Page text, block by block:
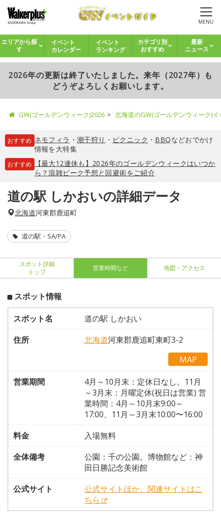
MENU
エリアから探
す
イベント
カレンダー
イベント
ランキング
カテゴリ別
おすすめ
最新
ニュース
2026年の更新は終了いたしました。来年（2027年）も
どうぞよろしくお願いします。
GW(ゴールデンウィーク)2026 北海道のGW(ゴールデンウィーク)
おすすめ ネモフィラ ・ 潮干狩り ・ ピクニック ・ BBQなどおでかけ
情報を大特集
おすすめ
【最大12連休も】2026年のゴールデンウィークはいつか
ら？混雑ピーク予想と回避術をご紹介
道の駅 しかおいの詳細データ
北海道河東郡鹿追町
道の駅・SA/PA
スポット詳細
トップ
営業時間など 地図・アクセス
スポット情報
スポット名
道の駅 しかおい
住所
北海道河東郡鹿追町東町3-2
MAP
営業期間
4月～10月末：定休日なし。11月
～3月末：月曜定休(祝日は営業) 営
業時間：4月～10月末9:00～
17:00、11月～3月末10:00〜16:00
料金
入場無料
全体備考
公園：千の公園。博物館など：神
田日勝記念美術館
公式サイト
公式サイトほか、関連サイトはこ
ちら